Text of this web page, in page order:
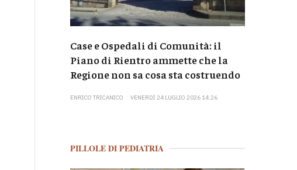
Case e Ospedali di Comunità: il
Piano di Rientro ammette che la
Regione non sa cosa sta costruendo
ENRICO TRICANICO VENERDÌ 24 LUGLIO 2026 14:26
PILLOLE DI PEDIATRIA